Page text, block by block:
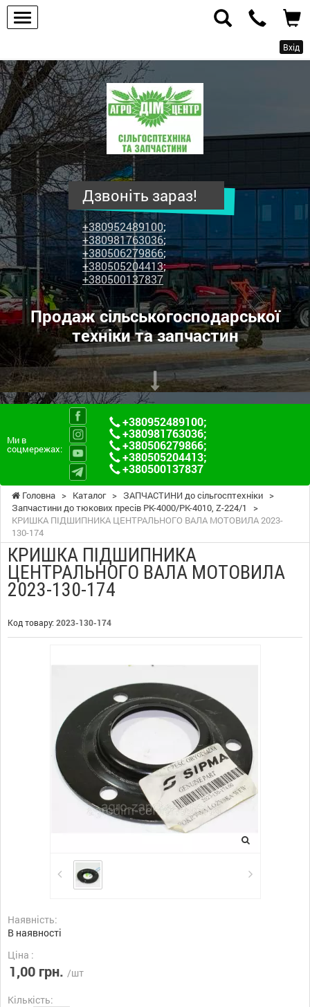
Вхід
ПП
"Агродім-
центр"
-
продаж
сільськогосподарської
техніки
та
запчастин
Дзвоніть зараз!
+380952489100;
+380981763036;
+380506279866;
+380505204413;
+380500137837
Продаж сільськогосподарської
техніки та запчастин
Ми в
соцмережах:
+380952489100;
+380981763036;
+380506279866;
+380505204413;
+380500137837
Головна > Каталог > ЗАПЧАСТИНИ до сільгосптехніки >
Запчастини до тюкових пресів PK-4000/PK-4010, Z-224/1
>
КРИШКА ПІДШИПНИКА ЦЕНТРАЛЬНОГО ВАЛА МОТОВИЛА 2023-
130-174
КРИШКА ПІДШИПНИКА
ЦЕНТРАЛЬНОГО ВАЛА МОТОВИЛА
2023-130-174
Код товару: 2023-130-174
Наявність:
В наявності
Ціна :
1,00 грн. /шт
Кількість: